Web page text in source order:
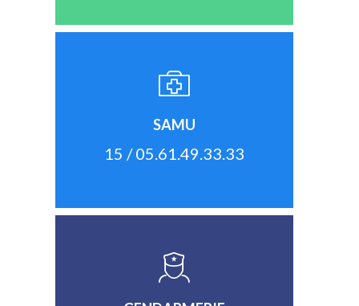
SAMU
15 / 05.61.49.33.33